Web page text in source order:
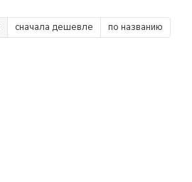
сначала дешевле по названию